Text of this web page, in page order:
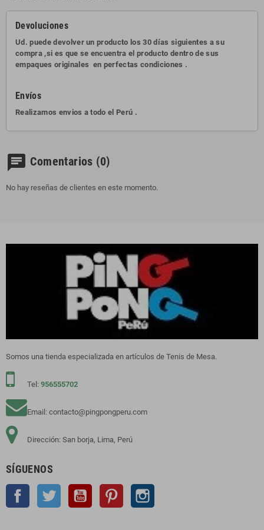
Devoluciones
Ud. puede devolver un producto los 30 días siguientes a su
compra ,si es que se encuentra el producto dentro de sus
empaques originales en perfectas condiciones .
Envíos
Realizamos envios a todo el Perú .
chat Comentarios (0)
No hay reseñas de clientes en este momento.
Somos una tienda especializada en artículos de Tenis de Mesa.
Tel: 956555702
Email: contacto@pingpongperu.com
Dirección: San borja, Lima, Perú
SÍGUENOS
Facebook Twitter YouTube Pinterest